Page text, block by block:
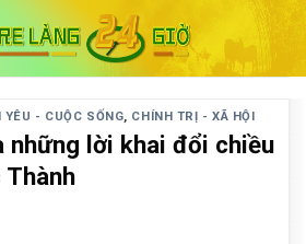
YÊU - CUỘC SỐNG, CHÍNH TRỊ - XÃ HỘI
những lời khai đổi chiều
Thành